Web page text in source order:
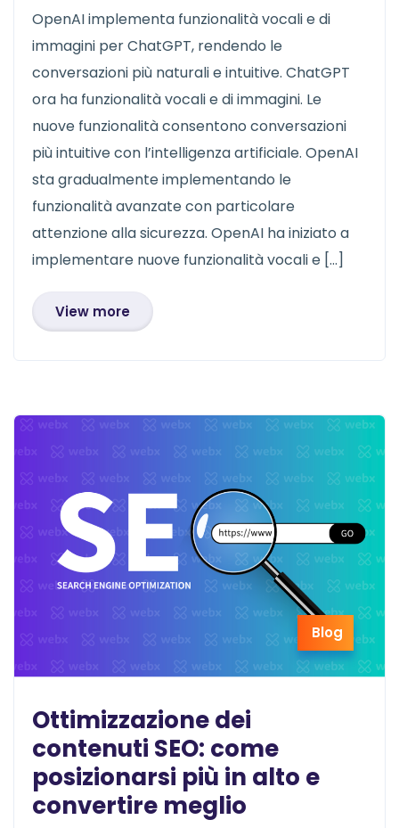
OpenAI implementa funzionalità vocali e di
immagini per ChatGPT, rendendo le
conversazioni più naturali e intuitive. ChatGPT
ora ha funzionalità vocali e di immagini. Le
nuove funzionalità consentono conversazioni
più intuitive con l’intelligenza artificiale. OpenAI
sta gradualmente implementando le
funzionalità avanzate con particolare
attenzione alla sicurezza. OpenAI ha iniziato a
implementare nuove funzionalità vocali e […]
View more
Blog
Ottimizzazione dei
contenuti SEO: come
posizionarsi più in alto e
convertire meglio